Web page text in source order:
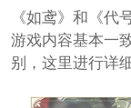
《如鸢》和《代
游戏内容基本一
别，这里进行详